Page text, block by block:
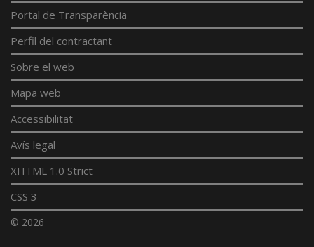
Portal de Transparència
Perfil del contractant
Sobre el web
Mapa web
Accessibilitat
Avís legal
XHTML 1.0 Strict
CSS 3
© 2026